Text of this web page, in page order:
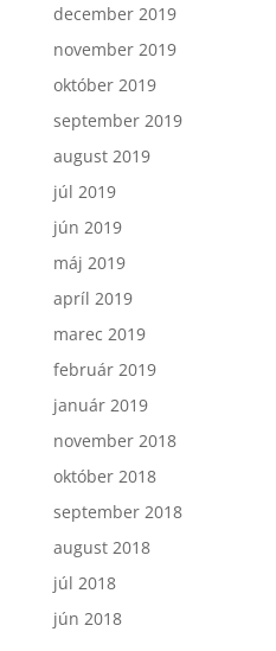
december 2019
november 2019
október 2019
september 2019
august 2019
júl 2019
jún 2019
máj 2019
apríl 2019
marec 2019
február 2019
január 2019
november 2018
október 2018
september 2018
august 2018
júl 2018
jún 2018